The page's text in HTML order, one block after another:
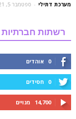
מערכת דתילי - ספטמבר 5, 2021
רשתות חברתיות
0 אוהדים
0 חסידים
14,700 מנויים